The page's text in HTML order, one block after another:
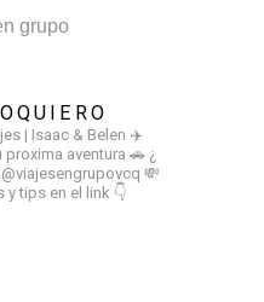
| Isaac & Belen ✈️
proxima aventura 🚗 ¿
💸
y tips en el link 👇